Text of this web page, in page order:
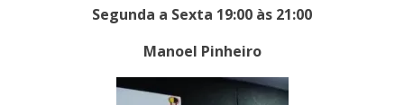
Segunda a Sexta 19:00 às 21:00
Manoel Pinheiro